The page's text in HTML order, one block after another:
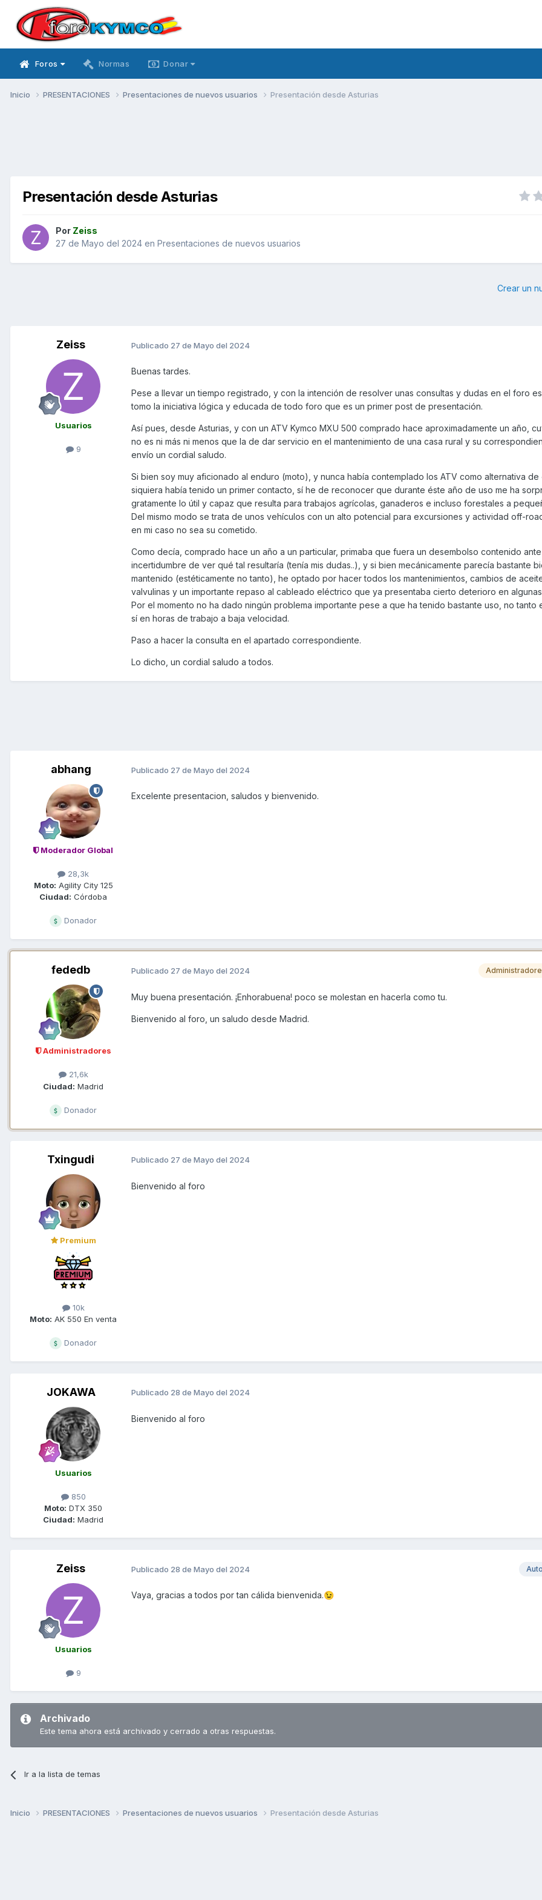
Foros Normas Donar
Inicio PRESENTACIONES Presentaciones de nuevos usuarios Presentación desde Asturias
Presentación desde Asturias
Por Zeiss
27 de Mayo del 2024 en Presentaciones de nuevos usuarios
Crear un
Zeiss
Usuarios
9
Publicado 27 de Mayo del 2024
Buenas tardes.
Pese a llevar un tiempo registrado, y con la intención de resolver unas consultas y dudas en el foro
tomo la iniciativa lógica y educada de todo foro que es un primer post de presentación.
Así pues, desde Asturias, y con un ATV Kymco MXU 500 comprado hace aproximadamente un año,
no es ni más ni menos que la de dar servicio en el mantenimiento de una casa rural y su
envío un cordial saludo.
Si bien soy muy aficionado al enduro (moto), y nunca había contemplado los ATV como alternativa de
siquiera había tenido un primer contacto, sí he de reconocer que durante éste año de uso me ha
gratamente lo útil y capaz que resulta para trabajos agrícolas, ganaderos e incluso forestales a
Del mismo modo se trata de unos vehículos con un alto potencial para excursiones y actividad off-
en mi caso no sea su cometido.
Como decía, comprado hace un año a un particular, primaba que fuera un desembolso contenido
incertidumbre de ver qué tal resultaría (tenía mis dudas..), y si bien mecánicamente parecía bastante
mantenido (estéticamente no tanto), he optado por hacer todos los mantenimientos, cambios de
valvulinas y un importante repaso al cableado eléctrico que ya presentaba cierto deterioro en
Por el momento no ha dado ningún problema importante pese a que ha tenido bastante uso, no tanto
sí en horas de trabajo a baja velocidad.
Paso a hacer la consulta en el apartado correspondiente.
Lo dicho, un cordial saludo a todos.
abhang
Moderador Global
28,3k
Moto: Agility City 125
Ciudad: Córdoba
Donador
Publicado 27 de Mayo del 2024
Excelente presentacion, saludos y bienvenido.
fededb
Administradores
21,6k
Ciudad: Madrid
Donador
Publicado 27 de Mayo del 2024
Muy buena presentación. ¡Enhorabuena! poco se molestan en hacerla como tu.
Bienvenido al foro, un saludo desde Madrid.
Txingudi
Premium
10k
Moto: AK 550 En venta
Donador
Publicado 27 de Mayo del 2024
Bienvenido al foro
JOKAWA
Usuarios
850
Moto: DTX 350
Ciudad: Madrid
Publicado 28 de Mayo del 2024
Bienvenido al foro
Zeiss
Usuarios
9
Publicado 28 de Mayo del 2024
Vaya, gracias a todos por tan cálida bienvenida.😉
Archivado
Este tema ahora está archivado y cerrado a otras respuestas.
Ir a la lista de temas
Inicio PRESENTACIONES Presentaciones de nuevos usuarios Presentación desde Asturias